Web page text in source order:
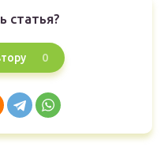
статья?
0